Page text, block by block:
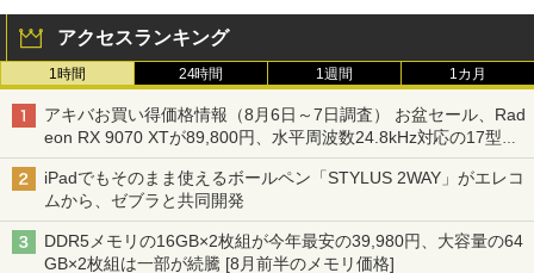
アクセスランキング
1時間 24時間 1週間 1カ月
アキバお買い得価格情報（8月6日～7日調査） お盆セール、Rad
eon RX 9070 XTが89,800円、水平周波数24.8kHz対応の17型モ
ニターが9,801円、暑さ指数連動セール ほか
iPadでもそのまま使えるボールペン「STYLUS 2WAY」がエレコ
ムから、ゼブラと共同開発
DDR5メモリの16GB×2枚組が今年最安の39,980円、大容量の64
GB×2枚組は一部が続騰 [8月前半のメモリ価格]